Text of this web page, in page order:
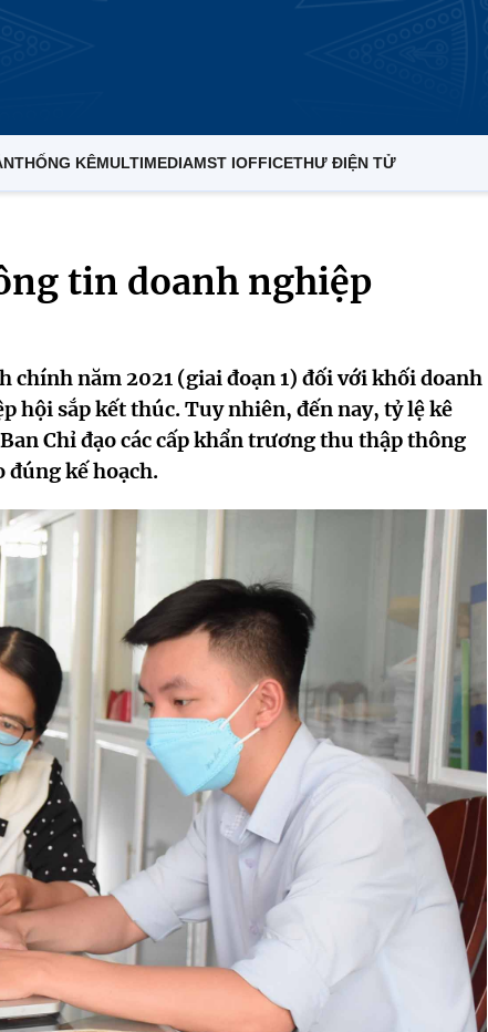
THỐNG KÊMULTIMEDIAMST IOFFICETHƯ ĐIỆN TỬ
tin doanh nghiệp
chính năm 2021 (giai đoạn 1) đối với khối doanh
hội sắp kết thúc. Tuy nhiên, đến nay, tỷ lệ kê
Chỉ đạo các cấp khẩn trương thu thập thông
đúng kế hoạch.